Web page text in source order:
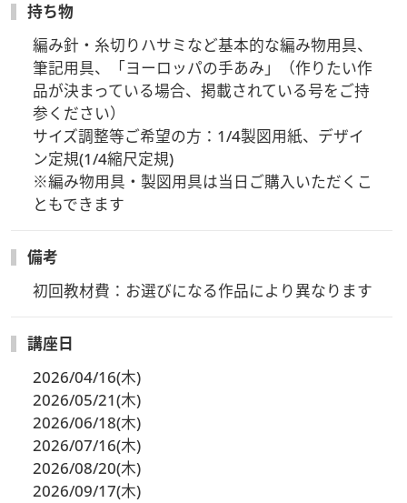
＜初心者さん歓迎＞
初心者の方は簡単な作品からご紹介しますのでご安心くださ
＜途中入学歓迎＞
それぞれお好きな作品を各自のペースで進めているので、途中
入学でも安心してお入りいただけます。
持ち物
編み針・糸切りハサミなど基本的な編み物用具、
筆記用具、「ヨーロッパの手あみ」（作りたい作
品が決まっている場合、掲載されている号をご持
参ください）
サイズ調整等ご希望の方：1/4製図用紙、デザイ
ン定規(1/4縮尺定規)
※編み物用具・製図用具は当日ご購入いただくこ
ともできます
備考
初回教材費：お選びになる作品により異なります
講座日
2026/04/16(木)
2026/05/21(木)
2026/06/18(木)
2026/07/16(木)
2026/08/20(木)
2026/09/17(木)